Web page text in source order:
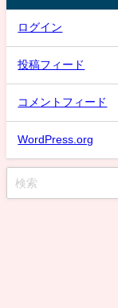
ログイン
投稿フィード
コメントフィード
WordPress.org